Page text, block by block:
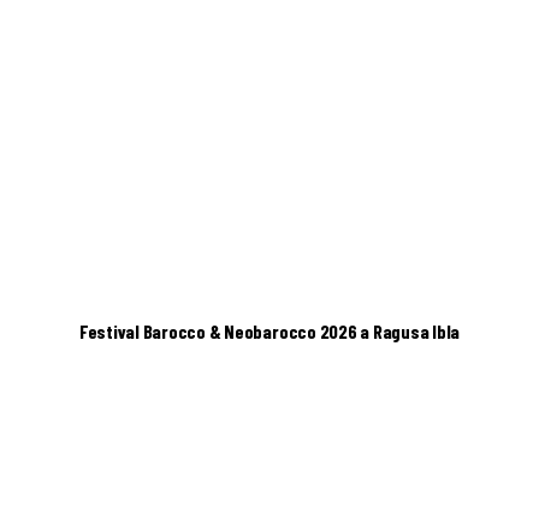
Festival Barocco & Neobarocco 2026 a Ragusa Ibla